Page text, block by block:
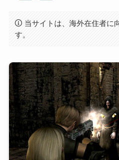
当サイトは、海外在住者に
す。